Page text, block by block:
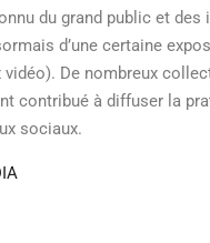
du grand public et
d’une certaine
De nombreux
contribué à diffuser la
sociaux.